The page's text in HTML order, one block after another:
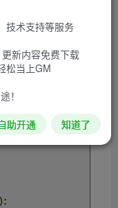
持自定义锁屏界
技术支持等服务
新内容免费下载
松当上GM
！
助开通 知道了